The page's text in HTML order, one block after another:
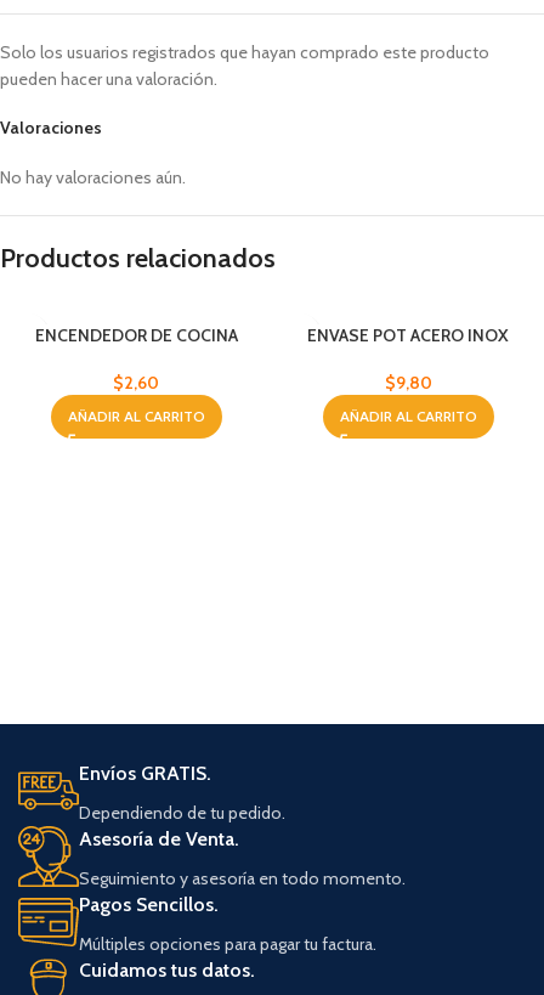
Valoraciones
No hay valoraciones aún.
Solo los usuarios registrados que hayan comprado este producto
pueden hacer una valoración.
Productos relacionados
ENCENDEDOR DE COCINA
$2,60
AÑADIR AL CARRITO
ENVASE POT ACERO INOX
$9,80
AÑADIR AL CARRITO
Envíos GRATIS.
Dependiendo de tu pedido.
Asesoría de Venta.
Seguimiento y asesoría en todo momento.
Pagos Sencillos.
Múltiples opciones para pagar tu factura.
Cuidamos tus datos.